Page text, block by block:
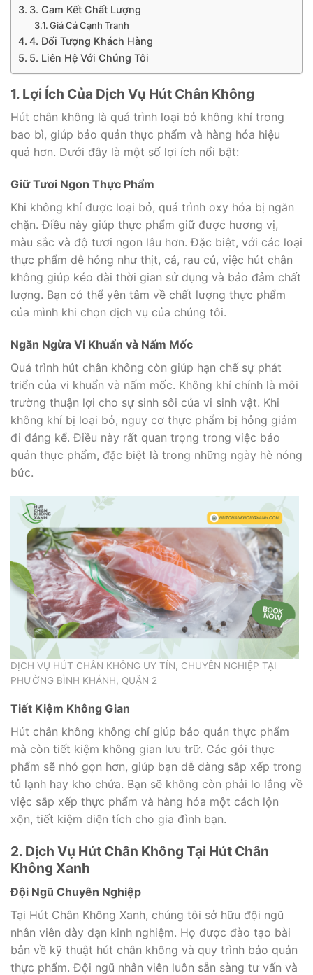
3. Cam Kết Chất Lượng
Giá Cả Cạnh Tranh
4. Đối Tượng Khách Hàng
5. Liên Hệ Với Chúng Tôi
1. Lợi Ích Của Dịch Vụ Hút Chân Không
Hút chân không là quá trình loại bỏ không khí trong
bao bì, giúp bảo quản thực phẩm và hàng hóa hiệu
quả hơn. Dưới đây là một số lợi ích nổi bật:
Giữ Tươi Ngon Thực Phẩm
Khi không khí được loại bỏ, quá trình oxy hóa bị ngăn
chặn. Điều này giúp thực phẩm giữ được hương vị,
màu sắc và độ tươi ngon lâu hơn. Đặc biệt, với các loại
thực phẩm dễ hỏng như thịt, cá, rau củ, việc hút chân
không giúp kéo dài thời gian sử dụng và bảo đảm chất
lượng. Bạn có thể yên tâm về chất lượng thực phẩm
của mình khi chọn dịch vụ của chúng tôi.
Ngăn Ngừa Vi Khuẩn và Nấm Mốc
Quá trình hút chân không còn giúp hạn chế sự phát
triển của vi khuẩn và nấm mốc. Không khí chính là môi
trường thuận lợi cho sự sinh sôi của vi sinh vật. Khi
không khí bị loại bỏ, nguy cơ thực phẩm bị hỏng giảm
đi đáng kể. Điều này rất quan trọng trong việc bảo
quản thực phẩm, đặc biệt là trong những ngày hè nóng
bức.
DỊCH VỤ HÚT CHÂN KHÔNG UY TÍN, CHUYÊN NGHIỆP TẠI
PHƯỜNG BÌNH KHÁNH, QUẬN 2
Tiết Kiệm Không Gian
Hút chân không không chỉ giúp bảo quản thực phẩm
mà còn tiết kiệm không gian lưu trữ. Các gói thực
phẩm sẽ nhỏ gọn hơn, giúp bạn dễ dàng sắp xếp trong
tủ lạnh hay kho chứa. Bạn sẽ không còn phải lo lắng về
việc sắp xếp thực phẩm và hàng hóa một cách lộn
xộn, tiết kiệm diện tích cho gia đình bạn.
2. Dịch Vụ Hút Chân Không Tại Hút Chân
Không Xanh
Đội Ngũ Chuyên Nghiệp
Tại Hút Chân Không Xanh, chúng tôi sở hữu đội ngũ
nhân viên dày dạn kinh nghiệm. Họ được đào tạo bài
bản về kỹ thuật hút chân không và quy trình bảo quản
thực phẩm. Đội ngũ nhân viên luôn sẵn sàng tư vấn và